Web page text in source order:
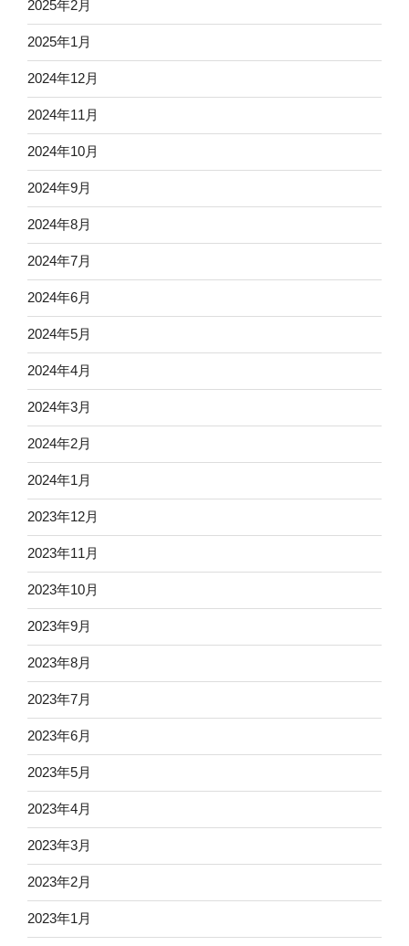
2025年2月
2025年1月
2024年12月
2024年11月
2024年10月
2024年9月
2024年8月
2024年7月
2024年6月
2024年5月
2024年4月
2024年3月
2024年2月
2024年1月
2023年12月
2023年11月
2023年10月
2023年9月
2023年8月
2023年7月
2023年6月
2023年5月
2023年4月
2023年3月
2023年2月
2023年1月